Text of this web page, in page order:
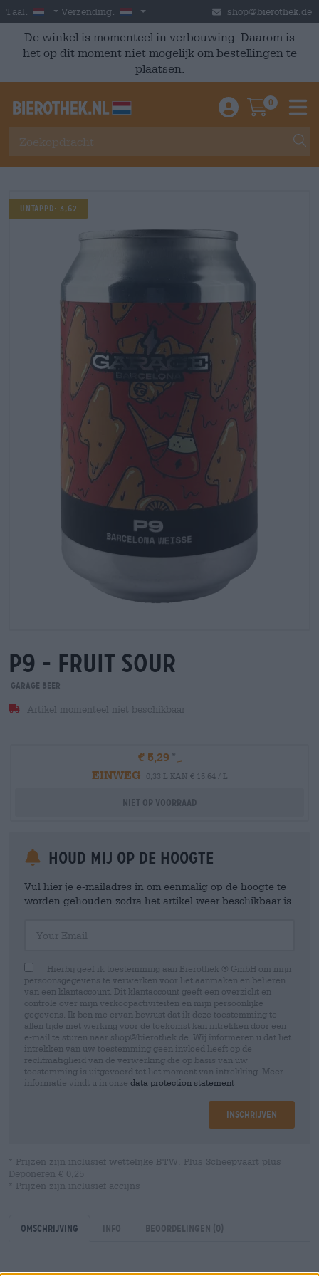
Skip to main content
Taal: Dutch
Verzending: Nederland shop@bierothek.de
De winkel is momenteel in verbouwing. Daarom is
het op dit moment niet mogelijk om bestellingen te
plaatsen.
Einloggen /
0
Untappd: 3,62
p9 - fruit sour
Garage Beer
Artikel momenteel niet beschikbaar
€ 5,29
EINWEG
0,33 L KAN € 15,64 / L
Niet op voorraad
Houd mij op de hoogte
Vul hier je e-mailadres in om eenmalig op de hoogte te
worden gehouden zodra het artikel weer beschikbaar is.
Hierbij geef ik toestemming aan Bierothek ® GmbH om mijn
persoonsgegevens te verwerken voor het aanmaken en beheren
van een klantaccount. Dit klantaccount geeft een overzicht en
controle over mijn verkoopactiviteiten en mijn persoonlijke
gegevens. Ik ben me ervan bewust dat ik deze toestemming te
allen tijde met werking voor de toekomst kan intrekken door een
e-mail te sturen naar shop@bierothek.de. Wij informeren u dat het
intrekken van uw toestemming geen invloed heeft op de
rechtmatigheid van de verwerking die op basis van uw
toestemming is uitgevoerd tot het moment van intrekking. Meer
informatie vindt u in onze data protection statement
Inschrijven
* Prijzen zijn inclusief wettelijke BTW. Plus Scheepvaart plus
Deponeren € 0,25
* Prijzen zijn inclusief accijns
Omschrijving Info Beoordelingen (0)